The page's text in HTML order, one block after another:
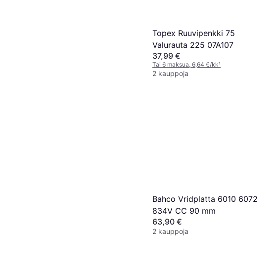
Topex Ruuvipenkki 75
Valurauta 225 07A107
37,99 €
Tai 6 maksua, 6,64 €/kk¹
2 kauppoja
Bahco Vridplatta 6010 6072
834V CC 90 mm
63,90 €
2 kauppoja